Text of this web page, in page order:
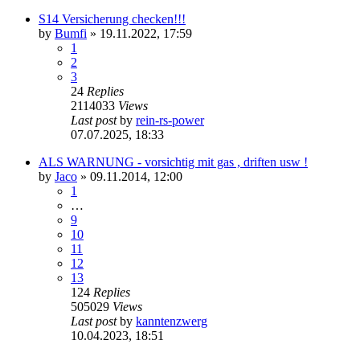
S14 Versicherung checken!!!
by Bumfi » 19.11.2022, 17:59
1
2
3
24 Replies
2114033 Views
Last postby rein-rs-power
07.07.2025, 18:33
ALS WARNUNG - vorsichtig mit gas , driften usw !
by Jaco » 09.11.2014, 12:00
1
…
9
10
11
12
13
124 Replies
505029 Views
Last postby kanntenzwerg
10.04.2023, 18:51